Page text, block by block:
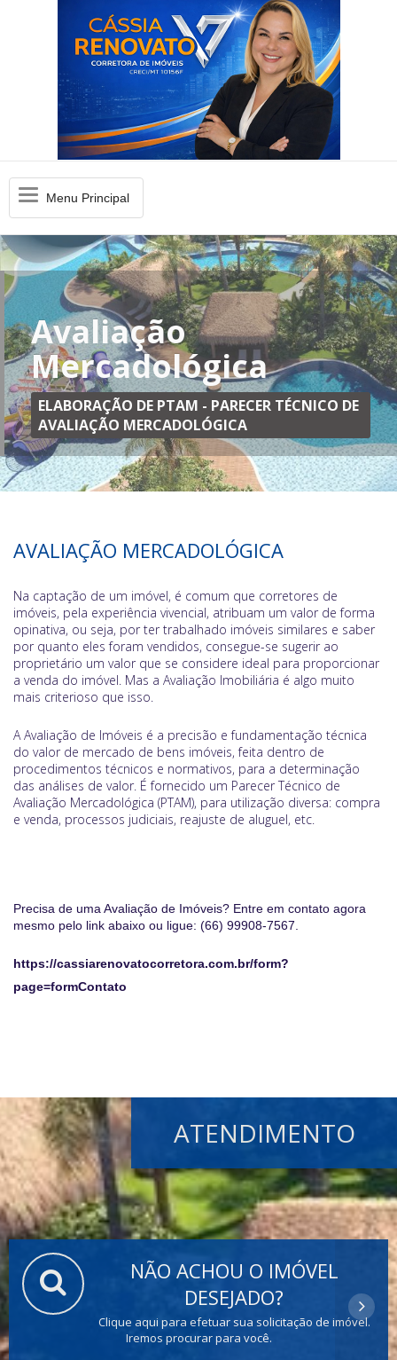
MenuMenu Principal
Avaliação
Mercadológica
ELABORAÇÃO DE PTAM - PARECER TÉCNICO DE
AVALIAÇÃO MERCADOLÓGICA
AVALIAÇÃO MERCADOLÓGICA
Na captação de um imóvel, é comum que corretores de
imóveis, pela experiência vivencial, atribuam um valor de forma
opinativa, ou seja, por ter trabalhado imóveis similares e saber
por quanto eles foram vendidos, consegue-se sugerir ao
proprietário um valor que se considere ideal para proporcionar
a venda do imóvel. Mas a Avaliação Imobiliária é algo muito
mais criterioso que isso.
A Avaliação de Imóveis é a precisão e fundamentação técnica
do valor de mercado de bens imóveis, feita dentro de
procedimentos técnicos e normativos, para a determinação
das análises de valor. É fornecido um Parecer Técnico de
Avaliação Mercadológica (PTAM), para utilização diversa: compra
e venda, processos judiciais, reajuste de aluguel, etc.
Precisa de uma Avaliação de Imóveis? Entre em contato agora
mesmo pelo link abaixo ou ligue: (66) 99908-7567.
https://cassiarenovatocorretora.com.br/form?
page=formContato
ATENDIMENTO
NÃO ACHOU O IMÓVEL
DESEJADO?
Clique aqui para efetuar sua solicitação de imóvel.
Iremos procurar para você.